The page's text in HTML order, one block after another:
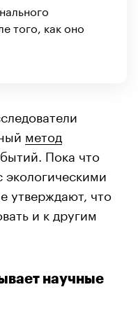
того, как оно
метод
Пока что
экологическими
утверждают, что
и к другим
научные